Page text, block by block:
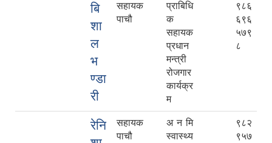
बि
शा
ल
भ
ण्डा
री
सहायक
पाचौ
प्राबिधि
क
सहायक
प्रधान
मन्त्री
रोजगार
कार्यक्र
म
९८६
६९६
५७९
८
रेनि
सहायक
पाचौ
अ न मि
स्वास्थ्य
९८२
९५७